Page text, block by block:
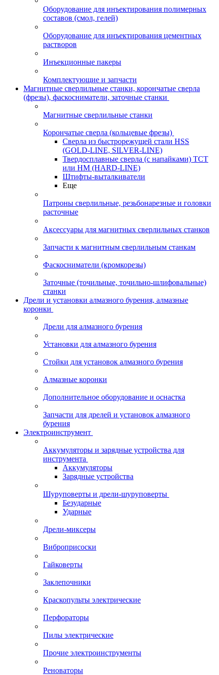
Оборудование для инъектирования полимерных
составов (смол, гелей)
Оборудование для инъектирования цементных
растворов
Инъекционные пакеры
Комплектующие и запчасти
Магнитные сверлильные станки, корончатые сверла
(фрезы), фаскосниматели, заточные станки
Магнитные сверлильные станки
Корончатые сверла (кольцевые фрезы)
Сверла из быстрорежущей стали HSS
(GOLD-LINE, SILVER-LINE)
Твердосплавные сверла (с напайками) ТСТ
или HM (HARD-LINE)
Штифты-выталкиватели
Еще
Патроны сверлильные, резьбонарезные и головки
расточные
Аксессуары для магнитных сверлильных станков
Запчасти к магнитным сверлильным станкам
Фаскосниматели (кромкорезы)
Заточные (точильные, точильно-шлифовальные)
станки
Дрели и установки алмазного бурения, алмазные
коронки
Дрели для алмазного бурения
Установки для алмазного бурения
Стойки для установок алмазного бурения
Алмазные коронки
Дополнительное оборудование и оснастка
Запчасти для дрелей и установок алмазного
бурения
Электроинструмент
Аккумуляторы и зарядные устройства для
инструмента
Аккумуляторы
Зарядные устройства
Шуруповерты и дрели-шуруповерты
Безударные
Ударные
Дрели-миксеры
Виброприсоски
Гайковерты
Заклепочники
Краскопульты электрические
Перфораторы
Пилы электрические
Прочие электроинструменты
Реноваторы